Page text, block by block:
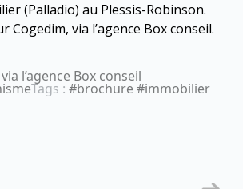
(Palladio) au Plessis-Robinson.
Cogedim, via l’agence Box conseil.
l’agence Box conseil
Tags : #brochure #immobilier